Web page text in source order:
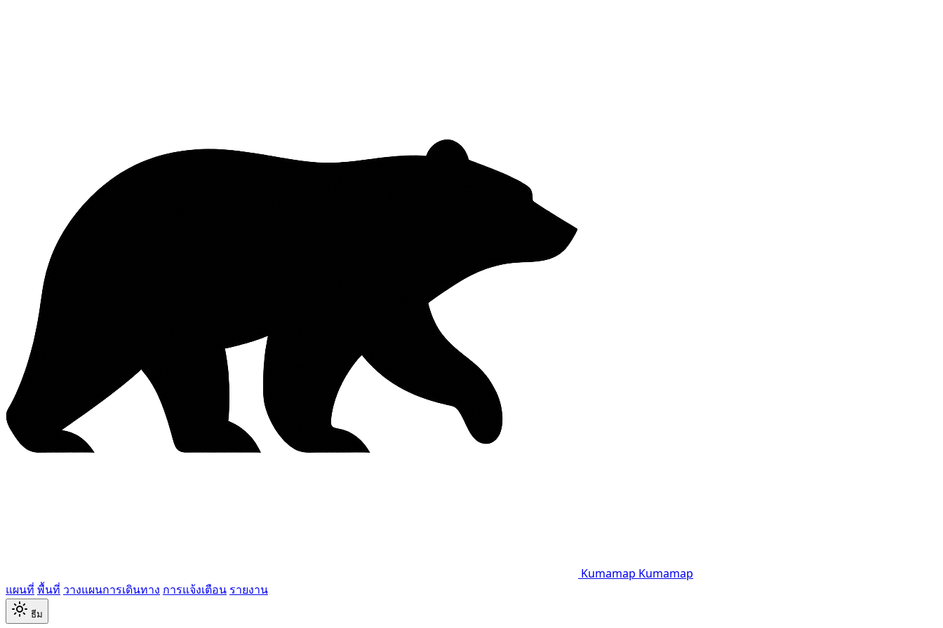
Kumamap Kumamap
แผนที่ พื้นที่ วางแผนการเดินทาง การแจ้งเตือน รายงาน
ธีม